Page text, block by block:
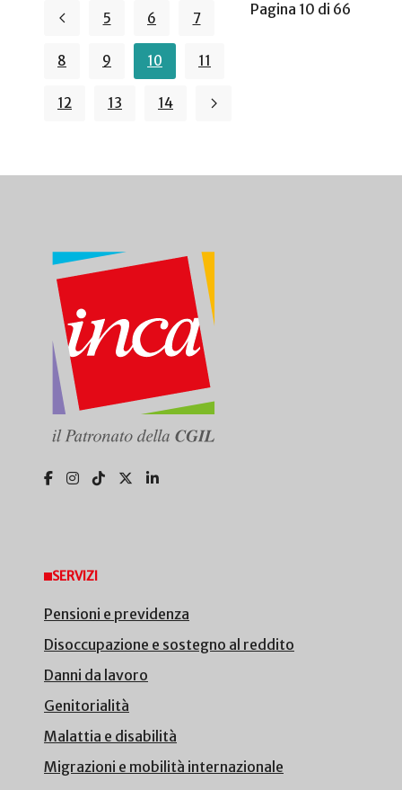
Pagina 10 di 66
5 6 7
8 9 10 11
12 13 14
SERVIZI
Pensioni e previdenza
Disoccupazione e sostegno al reddito
Danni da lavoro
Genitorialità
Malattia e disabilità
Migrazioni e mobilità internazionale